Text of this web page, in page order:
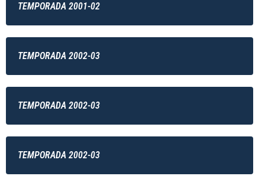
TEMPORADA 2001-02
TEMPORADA 2002-03
TEMPORADA 2002-03
TEMPORADA 2002-03